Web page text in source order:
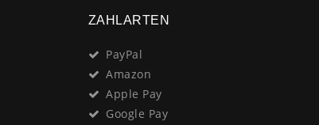
ZAHLARTEN
PayPal
Amazon
Apple Pay
Google Pay